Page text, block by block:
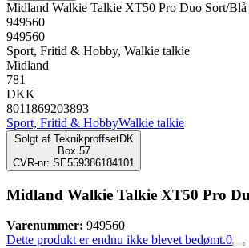
Midland Walkie Talkie XT50 Pro Duo Sort/Blå
949560
949560
Sport, Fritid & Hobby, Walkie talkie
Midland
781
DKK
8011869203893
Sport, Fritid & HobbyWalkie talkie
Solgt af TeknikproffsetDK
Box 57
CVR-nr: SE559386184101
Midland Walkie Talkie XT50 Pro
Varenummer: 949560
Dette produkt er endnu ikke blevet bedømt.0